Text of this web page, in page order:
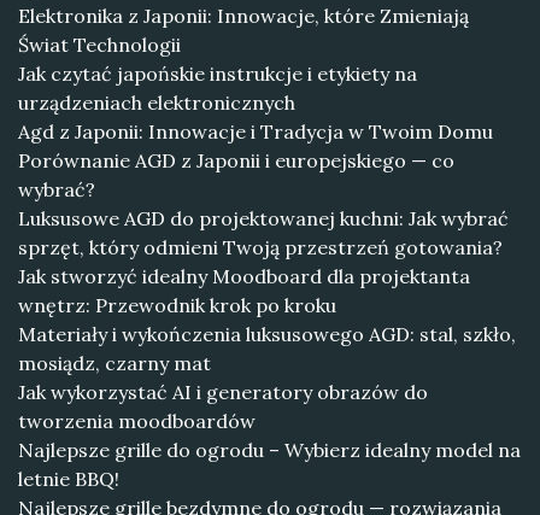
Elektronika z Japonii: Innowacje, które Zmieniają
Świat Technologii
Jak czytać japońskie instrukcje i etykiety na
urządzeniach elektronicznych
Agd z Japonii: Innowacje i Tradycja w Twoim Domu
Porównanie AGD z Japonii i europejskiego — co
wybrać?
Luksusowe AGD do projektowanej kuchni: Jak wybrać
sprzęt, który odmieni Twoją przestrzeń gotowania?
Jak stworzyć idealny Moodboard dla projektanta
wnętrz: Przewodnik krok po kroku
Materiały i wykończenia luksusowego AGD: stal, szkło,
mosiądz, czarny mat
Jak wykorzystać AI i generatory obrazów do
tworzenia moodboardów
Najlepsze grille do ogrodu – Wybierz idealny model na
letnie BBQ!
Najlepsze grille bezdymne do ogrodu — rozwiązania